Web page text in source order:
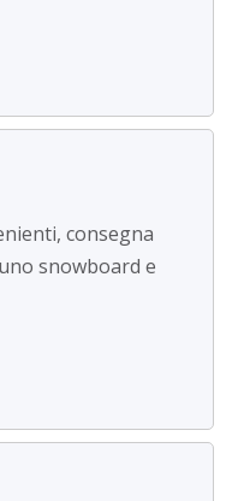
consegna
snowboard e